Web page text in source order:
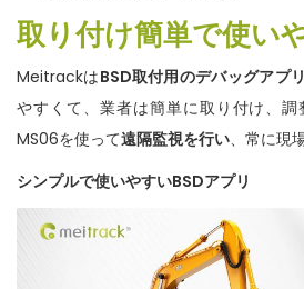
取り付け簡単で使い
MeitrackはBSD取付用のデバッグアプリ
やすくて、業者は簡単に取り付け、
MS06を使って遠隔監視を行い、常に現
シンプルで使いやすいBSDアプリ